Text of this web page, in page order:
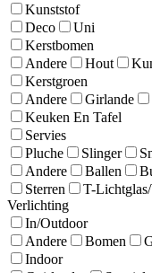
Kunststof
Deco
Uni
Kerstbomen
Andere
Hout
Kerstgroen
Andere
Girlande
Keuken En Tafel
Servies
Pluche
Slinger
Andere
Ballen
Sterren
T-
Verlichting
In/Outdoor
Andere
Bomen
Indoor